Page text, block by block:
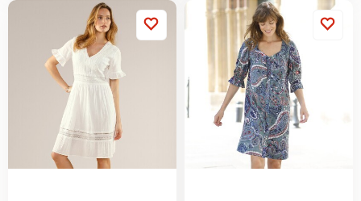
"motýlie" rukávy.
Vpredu gombíková
léga. Vpredu a vzadu v
páse nariasené
záševky. Široké šnúrky
na zaviazanie vzadu
umožnia nastavenie na
mieru. Rozšírený
spodný lem. Dĺžka po
potlač. Na pleciach
ploché volány. Pod
prsiami prestrih. Dlhé
rukávy. Manžety na
gombík. Rovný spodný
lem. Možno prať v
práčke.